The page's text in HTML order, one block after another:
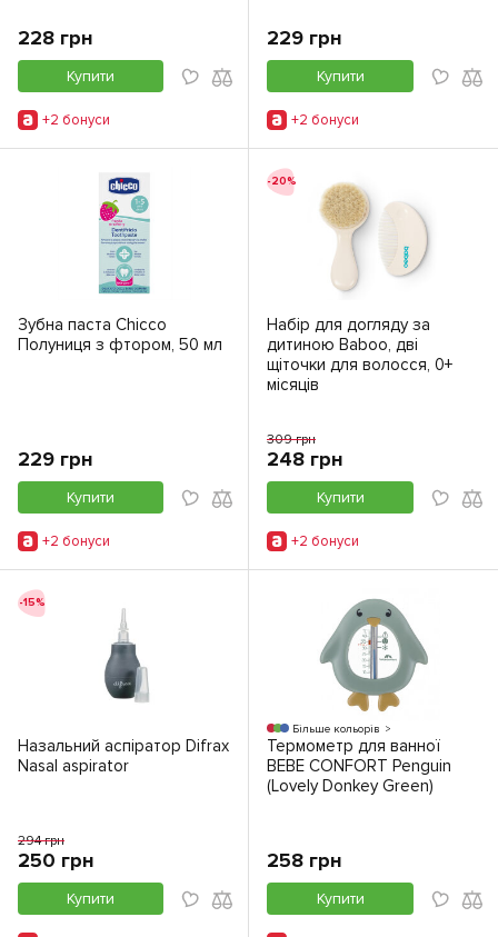
228 грн
Купити
+2 бонуси
229 грн
Купити
+2 бонуси
Зубна паста Chicco
Полуниця з фтором, 50 мл
229 грн
Купити
+2 бонуси
-20%
Набір для догляду за
дитиною Baboo, дві
щіточки для волосся, 0+
місяців
309 грн
248 грн
Купити
+2 бонуси
-15%
Назальний аспіратор Difrax
Nasal aspirator
294 грн
250 грн
Купити
Більше кольорів
Термометр для ванної
BEBE CONFORT Penguin
(Lovely Donkey Green)
258 грн
Купити